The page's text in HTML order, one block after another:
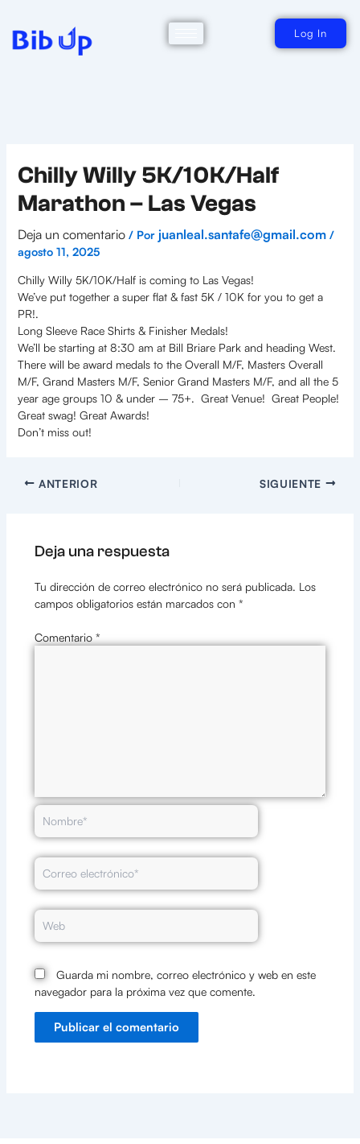
contenido
Log In
Chilly Willy 5K/10K/Half
Marathon – Las Vegas
Deja un comentario / Por juanleal.santafe@gmail.com /
agosto 11, 2025
Chilly Willy 5K/10K/Half is coming to Las Vegas!
We’ve put together a super flat & fast 5K / 10K for you to get a
PR!.
Long Sleeve Race Shirts & Finisher Medals!
We’ll be starting at 8:30 am at Bill Briare Park and heading West.
There will be award medals to the Overall M/F, Masters Overall
M/F, Grand Masters M/F, Senior Grand Masters M/F, and all the 5
year age groups 10 & under – 75+. Great Venue! Great People!
Great swag! Great Awards!
Don’t miss out!
ANTERIOR SIGUIENTE
Deja una respuesta
Tu dirección de correo electrónico no será publicada. Los
campos obligatorios están marcados con *
Comentario *
Nombre*
Correo
electrónico*
Web
Guarda mi nombre, correo electrónico y web en este
navegador para la próxima vez que comente.